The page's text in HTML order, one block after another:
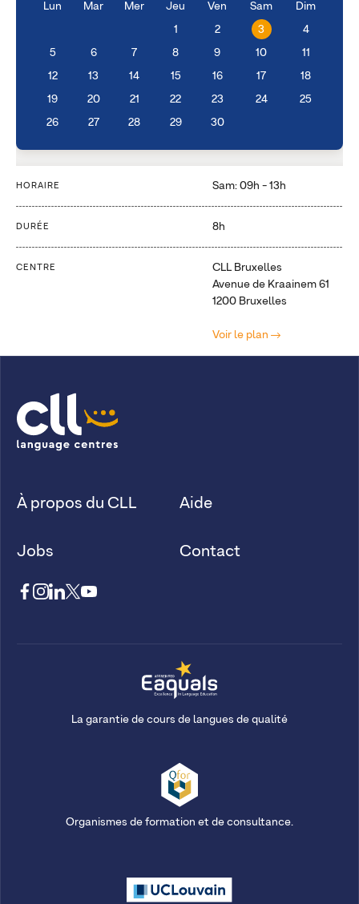
Lun
Mar Mer Jeu Ven Sam Dim
1 2 3 4
5 6 7 8 9 10 11
12 13 14 15 16 17 18
19 20 21 22 23 24 25
26 27 28 29 30
HORAIRE Sam: 09h - 13h
DURÉE 8h
CENTRE
CLL Bruxelles
Avenue de Kraainem 61
1200 Bruxelles
Voir le plan
À propos du CLL
Jobs
Aide
Contact
La garantie de cours de langues de qualité
Organismes de formation et de consultance.